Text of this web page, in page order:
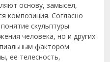
основу, замысел,
композиция. Согласно
скульптуры
человека, но и других
фактором
ее телесность,